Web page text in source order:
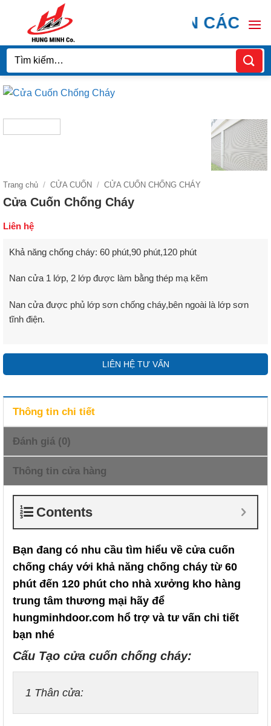
dung
MINH DOOR CHUYÊN CÁC
Tìm
Trang chủ / CỬA CUỐN / CỬA CUỐN CHỐNG CHÁY
Cửa Cuốn Chống Cháy
Liên hệ
Khả năng chống cháy: 60 phút,90 phút,120 phút
Nan cửa 1 lớp, 2 lớp được làm bằng thép mạ kẽm
Nan cửa được phủ lớp sơn chống cháy,bên ngoài là lớp sơn
tĩnh điện.
LIÊN HỆ TƯ VẤN
Thông tin chi tiết
Đánh giá (0)
Thông tin cửa hàng
Contents
Bạn đang có nhu cầu tìm hiểu về cửa cuốn
chống cháy với khả năng chống cháy từ 60
phút đến 120 phút cho nhà xưởng kho hàng
trung tâm thương mại hãy để
hungminhdoor.com hổ trợ và tư vấn chi tiết
bạn nhé
Cấu Tạo cửa cuốn chống cháy:
1 Thân cửa: